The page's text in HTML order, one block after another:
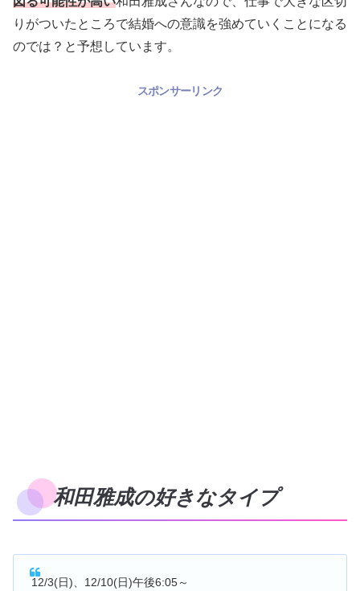
りがついたところで結婚への意識を強めていくことになる
のでは？と予想しています。
スポンサーリンク
和田雅成の好きなタイプ
12/3(日)、12/10(日)午後6:05～